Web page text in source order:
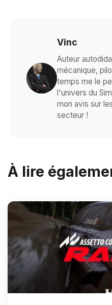
Vinc
Auteur
mécanique,
temps me le
l'univers du
mon avis sur
secteur !
À lire